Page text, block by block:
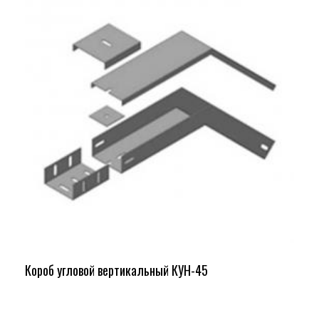
Короб угловой вертикальный КУН-45